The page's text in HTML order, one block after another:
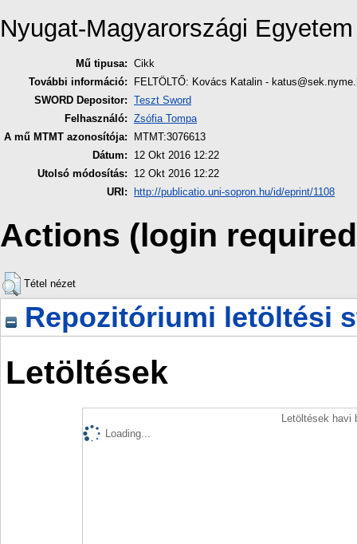
Nyugat-Magyarországi Egyetem
Mű tipusa: Cikk
További információ:
FELTÖLTŐ: Kovács Katalin -
SWORD Depositor: Teszt Sword
Felhasználó: Zsófia Tompa
A mű MTMT azonosítója:
MTMT:3076613
Dátum:
12 Okt 2016 12:22
Utolsó módosítás:
12 Okt 2016 12:22
URI:
http://publicatio.uni-sopron.hu/id/eprint/1108
Actions (login
Tétel nézet
Repozitóriumi letöltési
Letöltések
Letöltések havi
Loading...